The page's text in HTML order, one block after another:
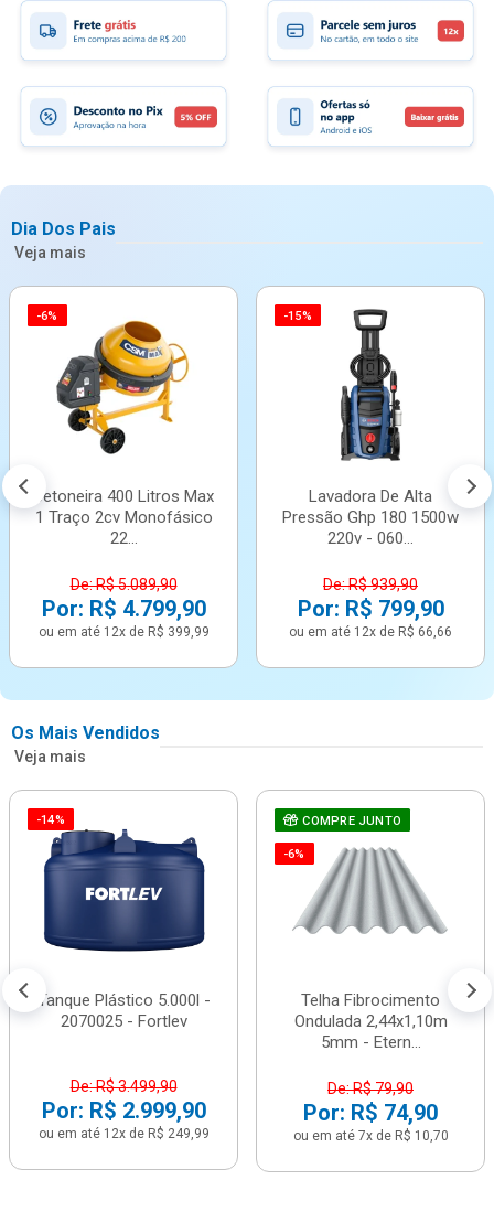
Dia Dos Pais
Veja mais
-6%
Betoneira 400 Litros Max
1 Traço 2cv Monofásico
22...
De: R$ 5.089,90
Por: R$ 4.799,90
ou em até 12x de R$ 399,99
-15%
Lavadora De Alta
Pressão Ghp 180 1500w
220v - 060...
De: R$ 939,90
Por: R$ 799,90
ou em até 12x de R$ 66,66
Os Mais Vendidos
Veja mais
-14%
Tanque Plástico 5.000l -
2070025 - Fortlev
De: R$ 3.499,90
Por: R$ 2.999,90
ou em até 12x de R$ 249,99
COMPRE JUNTO
-6%
Telha Fibrocimento
Ondulada 2,44x1,10m
5mm - Etern...
De: R$ 79,90
Por: R$ 74,90
ou em até 7x de R$ 10,70